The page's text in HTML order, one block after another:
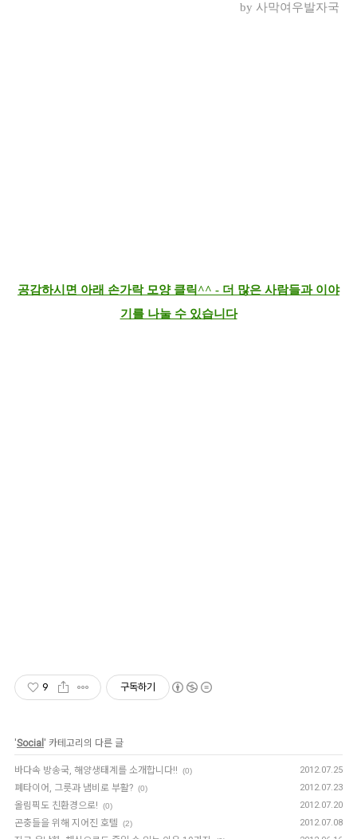
by 사막여우발자국
공감하시면 아래 손가락 모양 클릭^^ - 더 많은 사람들과 이야
기를 나눌 수 있습니다
9 구독하기
'Social ' 카테고리의 다른 글
바다속 방송국, 해양생태계를 소개합니다!! (0) 2012.07.25
폐타이어, 그릇과 냄비로 부활? (0) 2012.07.23
올림픽도 친환경으로! (0) 2012.07.20
곤충들을 위해 지어진 호텔 (2) 2012.07.08